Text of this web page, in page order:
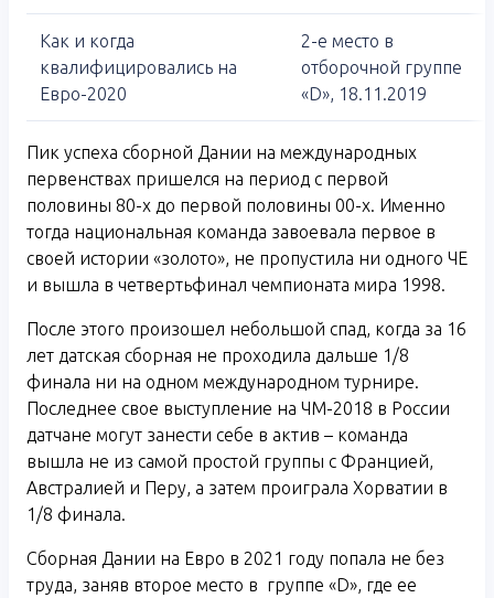
Как и когда
квалифицировались на
Евро-2020
2-е место в
отборочной группе
«D», 18.11.2019
Пик успеха сборной Дании на международных
первенствах пришелся на период с первой
половины 80-х до первой половины 00-х. Именно
тогда национальная команда завоевала первое в
своей истории «золото», не пропустила ни одного ЧЕ
и вышла в четвертьфинал чемпионата мира 1998.
После этого произошел небольшой спад, когда за 16
лет датская сборная не проходила дальше 1/8
финала ни на одном международном турнире.
Последнее свое выступление на ЧМ-2018 в России
датчане могут занести себе в актив – команда
вышла не из самой простой группы с Францией,
Австралией и Перу, а затем проиграла Хорватии в
1/8 финала.
Сборная Дании на Евро в 2021 году попала не без
труда, заняв второе место в группе «D», где ее